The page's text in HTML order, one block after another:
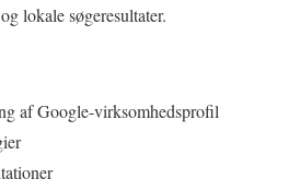
og lokale søgeresultater.
af Google-virksomhedsprofil